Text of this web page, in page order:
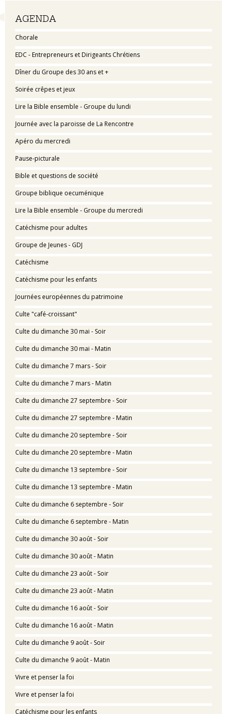
Navigation
AGENDA
Chorale
EDC - Entrepreneurs et Dirigeants Chrétiens
Dîner du Groupe des 30 ans et +
Soirée crêpes et jeux
Lire la Bible ensemble - Groupe du lundi
Journée avec la paroisse de La Rencontre
Apéro du mercredi
Pause-picturale
Bible et questions de société
Groupe biblique oecuménique
Lire la Bible ensemble - Groupe du mercredi
Catéchisme pour adultes
Groupe de Jeunes - GDJ
Catéchisme
Catéchisme pour les enfants
Journées européennes du patrimoine
Culte "café-croissant"
Culte du dimanche 30 mai - Soir
Culte du dimanche 30 mai - Matin
Culte du dimanche 7 mars - Soir
Culte du dimanche 7 mars - Matin
Culte du dimanche 27 septembre - Soir
Culte du dimanche 27 septembre - Matin
Culte du dimanche 20 septembre - Soir
Culte du dimanche 20 septembre - Matin
Culte du dimanche 13 septembre - Soir
Culte du dimanche 13 septembre - Matin
Culte du dimanche 6 septembre - Soir
Culte du dimanche 6 septembre - Matin
Culte du dimanche 30 août - Soir
Culte du dimanche 30 août - Matin
Culte du dimanche 23 août - Soir
Culte du dimanche 23 août - Matin
Culte du dimanche 16 août - Soir
Culte du dimanche 16 août - Matin
Culte du dimanche 9 août - Soir
Culte du dimanche 9 août - Matin
Vivre et penser la foi
Vivre et penser la foi
Catéchisme pour les enfants